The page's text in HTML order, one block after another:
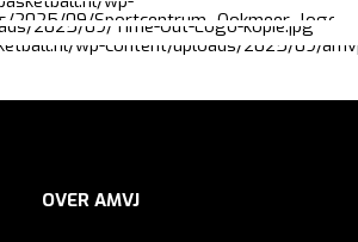
OVER AMVJ